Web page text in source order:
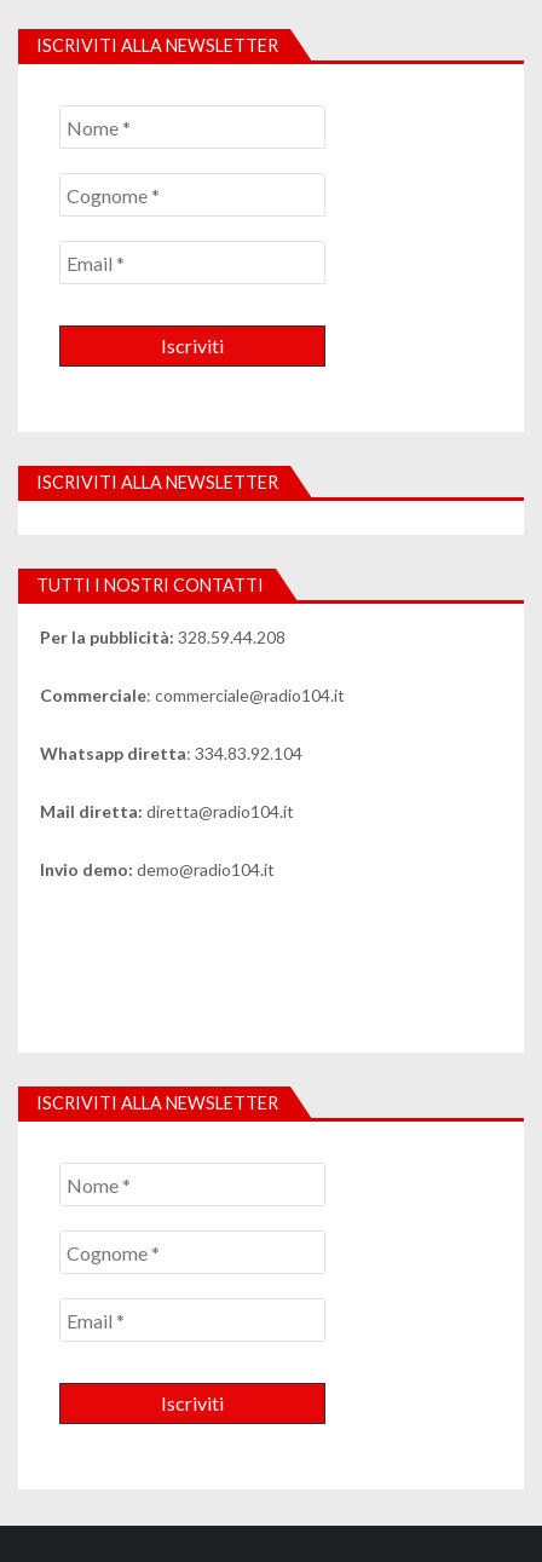
ISCRIVITI ALLA NEWSLETTER
ISCRIVITI ALLA NEWSLETTER
TUTTI I NOSTRI CONTATTI
Per la pubblicità: 328.59.44.208
Commerciale: commerciale@radio104.it
Whatsapp diretta: 334.83.92.104
Mail diretta: diretta@radio104.it
Invio demo: demo@radio104.it
ISCRIVITI ALLA NEWSLETTER